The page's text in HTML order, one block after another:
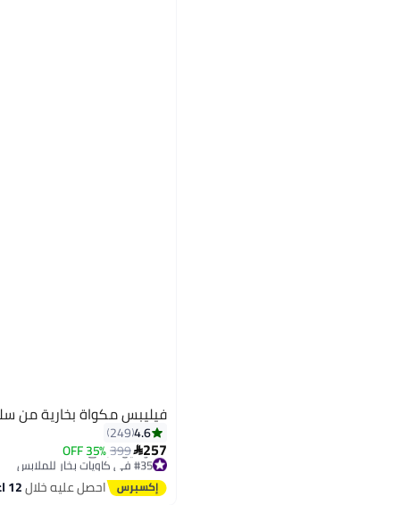
فيليبس مكواة بخارية من
4.6
249
257
399
35% OFF
#35 في كاويات بخار للملابس
توصيل مجاني
#35 في كاويات بخار للملابس احصل عليه خلال12 اغسطس